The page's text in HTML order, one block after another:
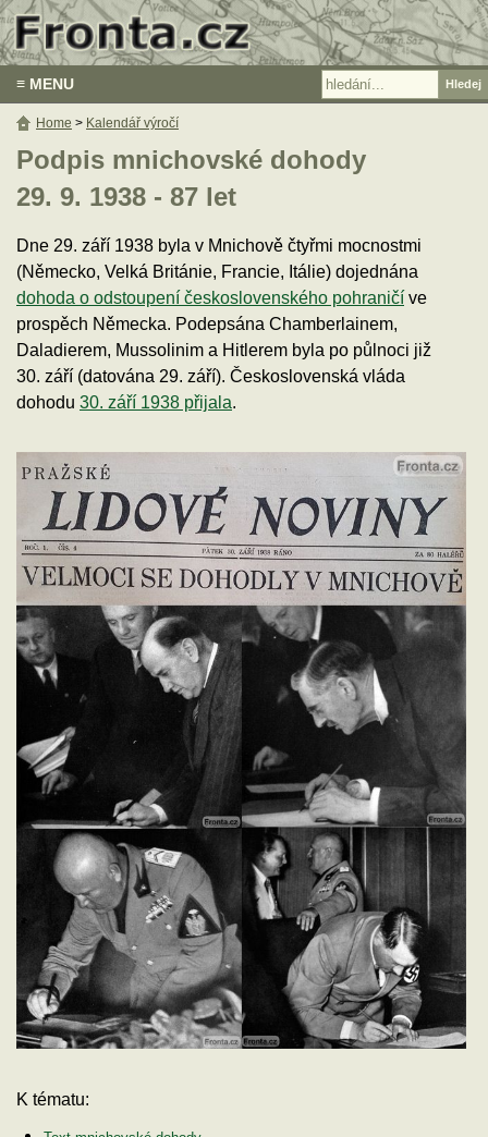
≡ MENU
Podpis mnichovské dohody
29. 9. 1938 - 87 let
Dne 29. září 1938 byla v Mnichově čtyřmi mocnostmi
(Německo, Velká Británie, Francie, Itálie) dojednána
dohoda o odstoupení československého pohraničíve
prospěch Německa. Podepsána Chamberlainem,
Daladierem, Mussolinim a Hitlerem byla po půlnoci již
30. září (datována 29. září). Československá vláda
dohodu 30. září 1938 přijala.
K tématu:
Home > Kalendář výročí